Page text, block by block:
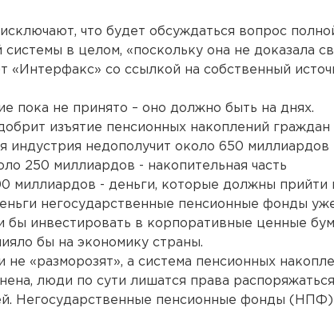
что будет обсуждаться вопрос
в целом, «поскольку она не доказала
«Интерфакс» со ссылкой на собственный
пока не принято – оно должно быть на днях.
изъятие пенсионных накоплений граждан
индустрия недополучит около 650 миллиардов
250 миллиардов - накопительная часть
миллиардов - деньги, которые должны прийти
негосударственные пенсионные фонды
инвестировать в корпоративные ценные
бы на экономику страны.
не «разморозят», а система пенсионных
люди по сути лишатся права распоряжаться
Негосударственные пенсионные фонды (НПФ)